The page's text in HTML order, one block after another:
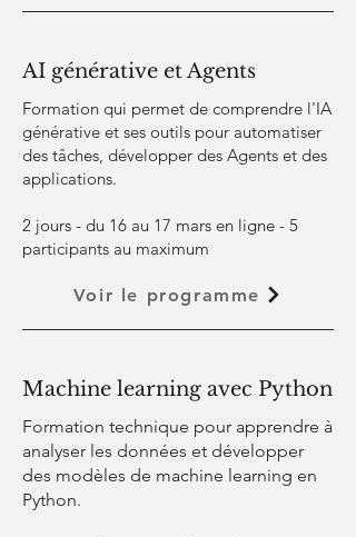
AI générative et Agents
Formation qui permet de comprendre l'IA
générative et ses outils pour automatiser
des tâches, développer des Agents et des
applications.
2 jours - du 16 au 17 mars en ligne - 5
participants au maximum
Voir le programme
Machine learning avec Python
Formation technique pour apprendre à
analyser les données et développer
des modèles de machine learning en
Python.